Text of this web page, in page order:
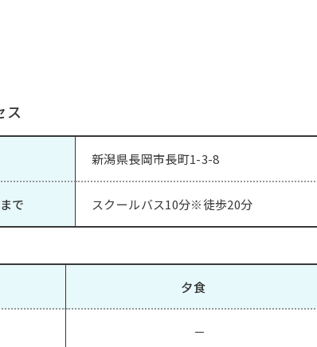
ス
新潟県長岡市長町1-3-8
で スクールバス10分※徒歩20分
夕食
－